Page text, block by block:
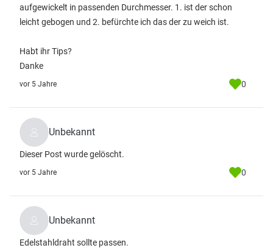
aufgewickelt in passenden Durchmesser. 1. ist der schon
leicht gebogen und 2. befürchte ich das der zu weich ist.
Habt ihr Tips?
Danke
vor 5 Jahre 0
Unbekannt
Dieser Post wurde gelöscht.
vor 5 Jahre 0
Unbekannt
Edelstahldraht sollte passen.